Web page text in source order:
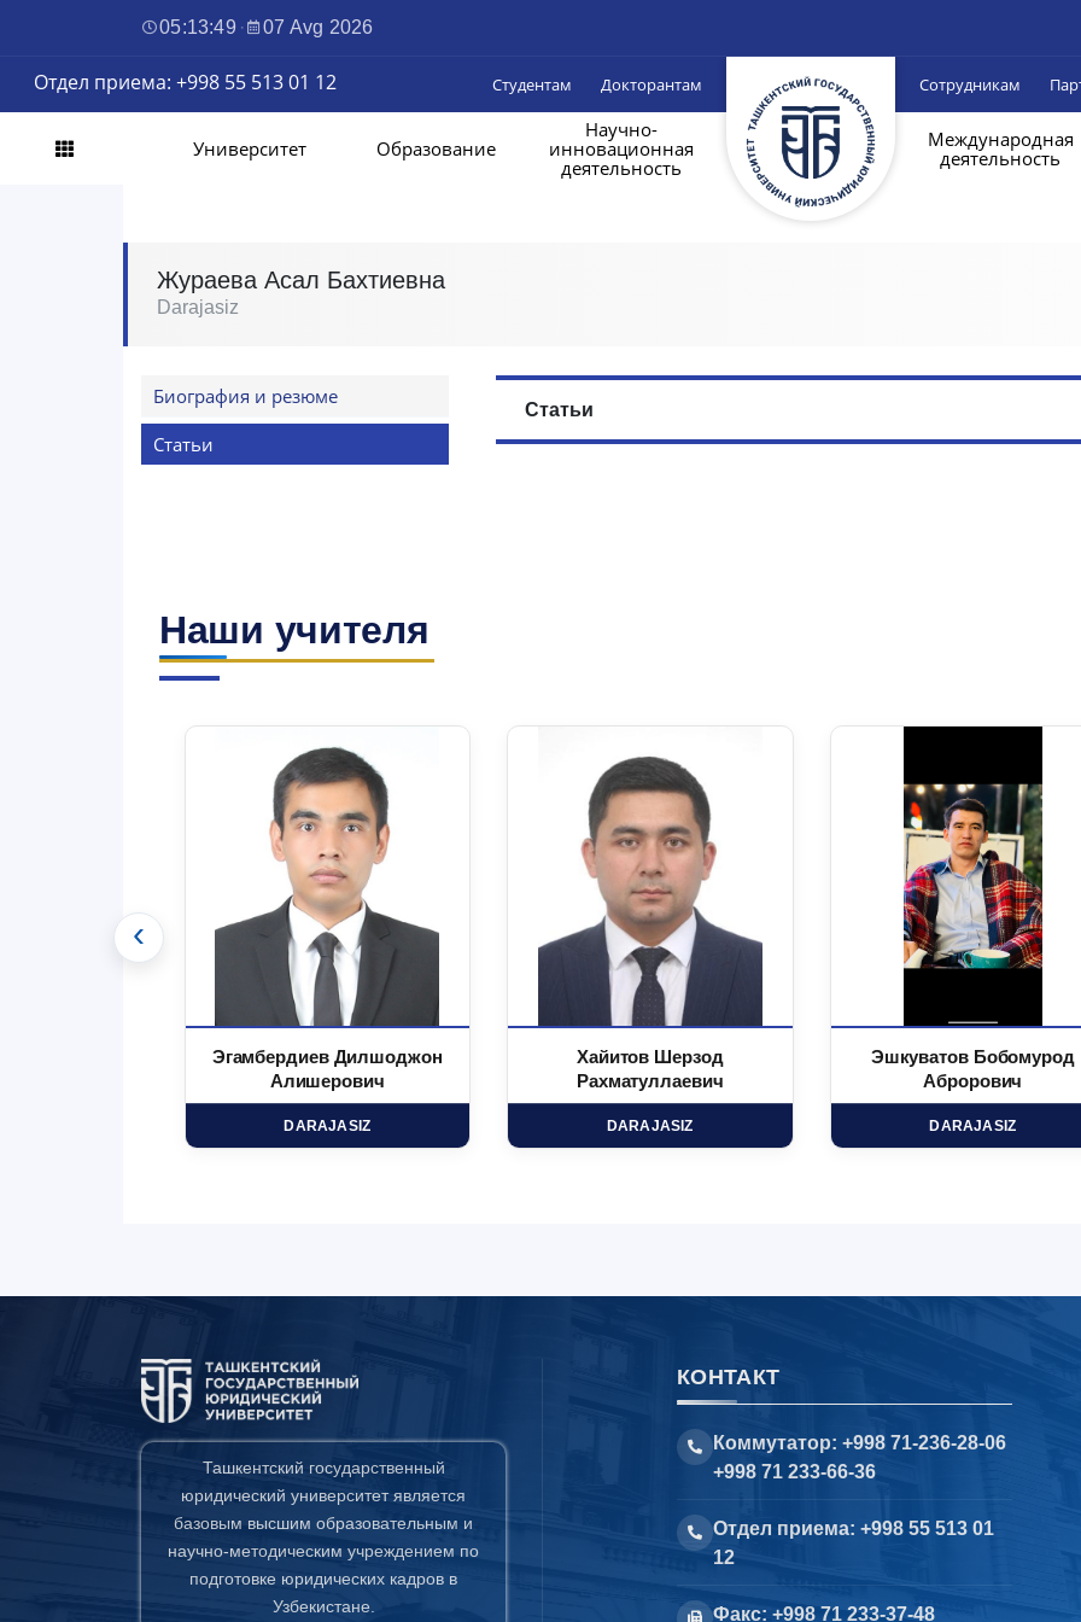
05:13:50 · 07 Avg 2026
Отдел приема: +998 55 513 01 12 Студентам Докторантам Сотрудникам
Университет Образование
Научно-
инновационная
деятельность
Международная
деятельность
Жураева Асал Бахтиевна
Darajasiz
Биография и резюме
Статьи
Статьи
Наши учителя
Эгамбердиев Дилшоджон
Алишерович
DARAJASIZ
Хайитов Шерзод
Рахматуллаевич
DARAJASIZ
Эшкуватов Бобомурод
Аброрович
DARAJASIZ
‹
Ташкентский государственный
юридический университет является
базовым высшим образовательным и
научно-методическим учреждением по
подготовке юридических кадров в
Узбекистане.
КОНТАКТ
Коммутатор: +998 71-236-28-06
+998 71 233-66-36
Отдел приема: +998 55 513 01
12
Факс: +998 71 233-37-48